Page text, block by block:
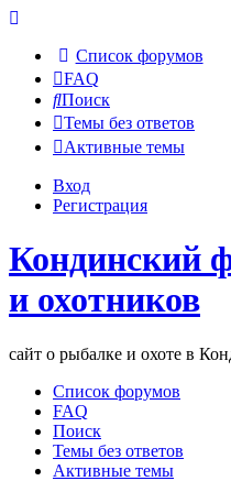
Список форумов
FAQ
Поиск
Темы без ответов
Активные темы
Вход
Регистрация
Кондинский
и охотников
сайт о рыбалке и охоте в
Список форумов
FAQ
Поиск
Темы без ответов
Активные темы